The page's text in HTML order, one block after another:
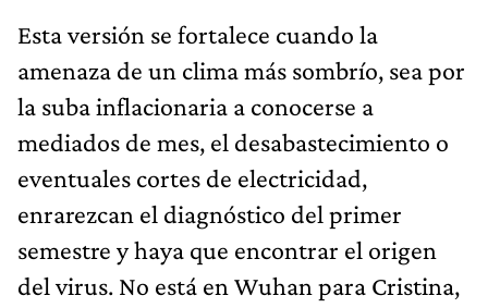
Esta versión se fortalece cuando la
amenaza de un clima más sombrío, sea por
la suba inflacionaria a conocerse a
mediados de mes, el desabastecimiento o
eventuales cortes de electricidad,
enrarezcan el diagnóstico del primer
semestre y haya que encontrar el origen
del virus. No está en Wuhan para Cristina,